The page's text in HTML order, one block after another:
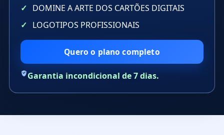
DOMINE A ARTE DOS CARTÕES DIGITAIS
LOGOTIPOS PROFISSIONAIS
Quero o plano completo
Garantia incondicional de 7 dias.